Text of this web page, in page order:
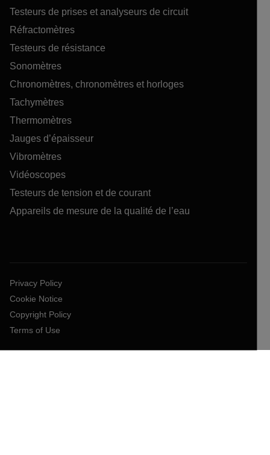
Testeurs de prises et analyseurs de circuit
Réfractomètres
Testeurs de résistance
Sonomètres
Chronomètres, chronomètres et horloges
Tachymètres
Thermomètres
Jauges d’épaisseur
Vibromètres
Vidéoscopes
Testeurs de tension et de courant
Appareils de mesure de la qualité de l’eau
Privacy Policy
Cookie Notice
Copyright Policy
Terms of Use